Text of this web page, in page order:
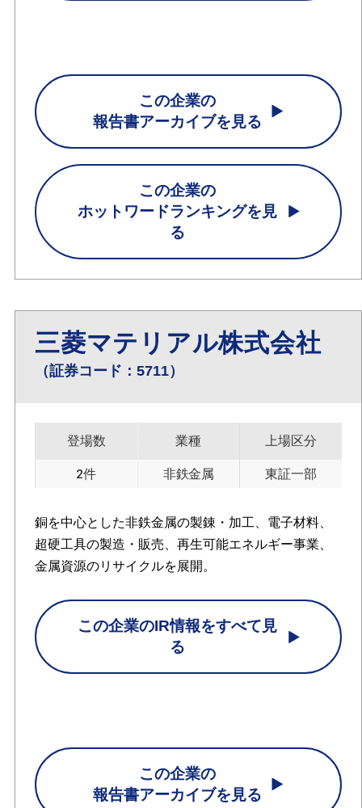
この企業の
報告書アーカイブを見る
この企業の
ホットワードランキングを見
る
三菱マテリアル株式会社
（証券コード：5711）
登場数
2件
業種
非鉄金属
上場区分
東証一部
銅を中心とした非鉄金属の製錬・加工、電子材料、
超硬工具の製造・販売、再生可能エネルギー事業、
金属資源のリサイクルを展開。
この企業のIR情報をすべて見
る
この企業の
報告書アーカイブを見る